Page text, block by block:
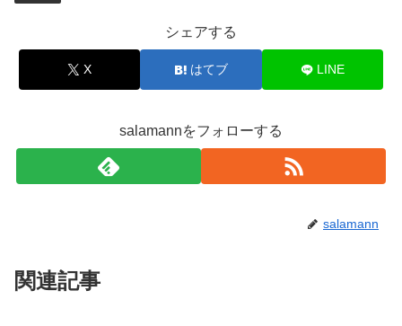
シェアする
X はてブ LINE
salamannをフォローする
salamann
関連記事